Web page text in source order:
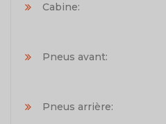
Cabine:
Pneus avant:
Pneus arrière: